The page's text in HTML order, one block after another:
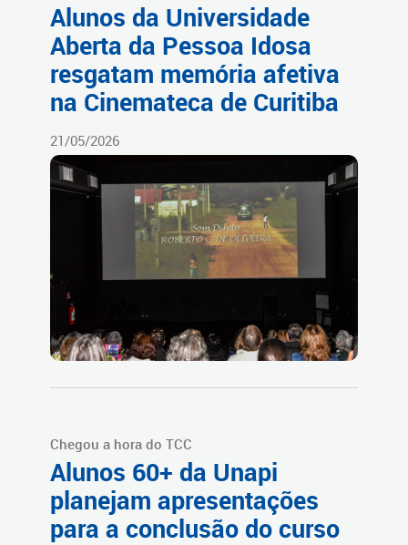
Alunos da Universidade
Aberta da Pessoa Idosa
resgatam memória afetiva
na Cinemateca de Curitiba
21/05/2026
Chegou a hora do TCC
Alunos 60+ da Unapi
planejam apresentações
para a conclusão do curso